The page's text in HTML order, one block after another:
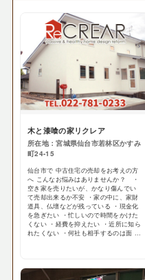
木と漆喰の家リクレア
所在地：宮城県仙台市若林区かすみ
町24-15
仙台市で 中古住宅の売却をお考えの方
へ こんなお悩みはありませんか？ ・
空き家を売りたいが、かなり傷んでい
て売却出来るか不安 ・家の中に、家財
道具、仏壇などが残っている ・現金化
を急ぎたい ・忙しいので時間をかけた
くない ・経費を抑えたい ・近所に知ら
れたくない ・何社も相手するのは面 ...